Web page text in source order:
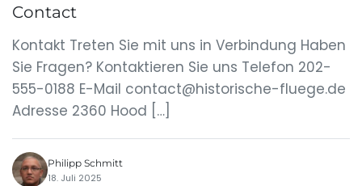
Contact
Kontakt Treten Sie mit uns in Verbindung Haben
Sie Fragen? Kontaktieren Sie uns Telefon 202-
555-0188 E-Mail contact@historische-fluege.de
Adresse 2360 Hood […]
Philipp Schmitt
18. Juli 2025